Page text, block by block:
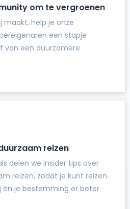
om te vergroenen
maakt, help je onze
een stapje
van een duurzamere
reizen
delen we insider tips over
reizen, zodat je kunt reizen
én je bestemming er beter